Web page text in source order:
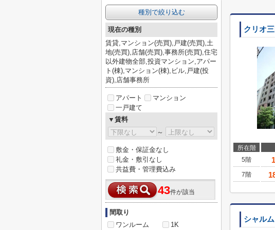
クリオ
所在階
5階
7階
シャル
種別で絞り込む
現在の種別
賃貸,マンション(売買),戸建(売買),土
地(売買),店舗(売買),事務所(売買),住宅
以外建物全部,投資マンション,アパー
ト(棟),マンション(棟),ビル,戸建(投
資),店舗事務所
アパート
マンション
一戸建て
▼賃料
～
敷金・保証金なし
礼金・敷引なし
共益費・管理費込み
43件が該当
間取り
ワンルーム
1K